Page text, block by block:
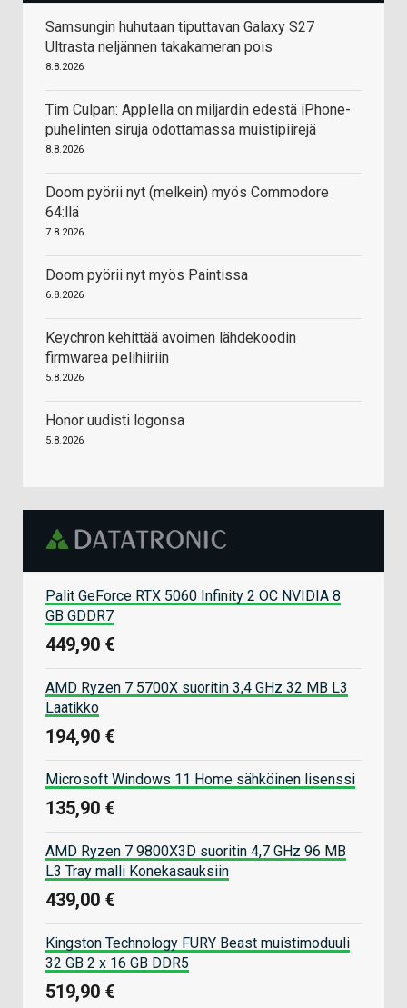
Samsungin huhutaan tiputtavan Galaxy S27
Ultrasta neljännen takakameran pois
8.8.2026
Tim Culpan: Applella on miljardin edestä iPhone-
puhelinten siruja odottamassa muistipiirejä
8.8.2026
Doom pyörii nyt (melkein) myös Commodore
64:llä
7.8.2026
Doom pyörii nyt myös Paintissa
6.8.2026
Keychron kehittää avoimen lähdekoodin
firmwarea pelihiiriin
5.8.2026
Honor uudisti logonsa
5.8.2026
Palit GeForce RTX 5060 Infinity 2 OC NVIDIA 8
GB GDDR7
449,90 €
AMD Ryzen 7 5700X suoritin 3,4 GHz 32 MB L3
Laatikko
194,90 €
Microsoft Windows 11 Home sähköinen lisenssi
135,90 €
AMD Ryzen 7 9800X3D suoritin 4,7 GHz 96 MB
L3 Tray malli Konekasauksiin
439,00 €
Kingston Technology FURY Beast muistimoduuli
32 GB 2 x 16 GB DDR5
519,90 €